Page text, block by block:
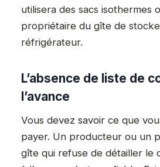
utilisera des sacs isothermes
propriétaire du gîte de
réfrigérateur.
L’absence de liste de
l’avance
Vous devez savoir ce que
payer. Un producteur ou un
gîte qui refuse de détailler le